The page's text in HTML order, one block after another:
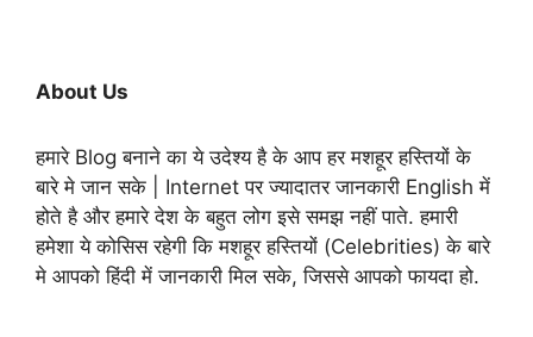
About Us
हमारे Blog बनाने का ये उदेश्य है के आप हर मशहूर हस्तियों के
बारे मे जान सके | Internet पर ज्यादातर जानकारी English में
होते है और हमारे देश के बहुत लोग इसे समझ नहीं पाते. हमारी
हमेशा ये कोसिस रहेगी कि मशहूर हस्तियों (Celebrities) के बारे
मे आपको हिंदी में जानकारी मिल सके, जिससे आपको फायदा हो.